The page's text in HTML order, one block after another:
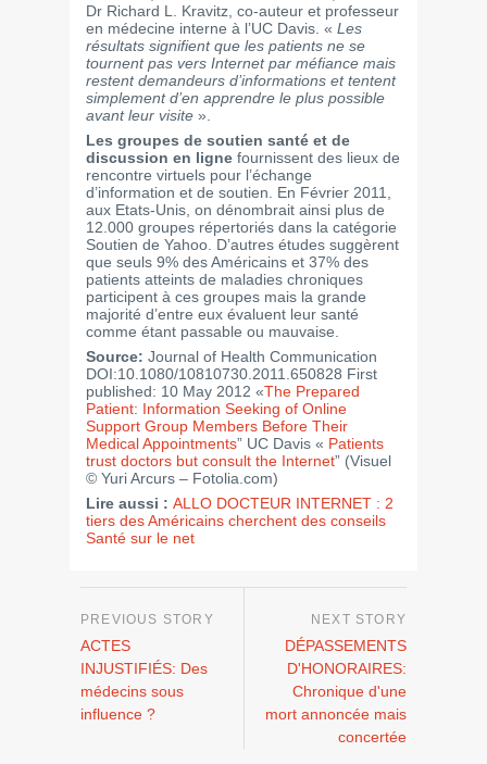
Dr Richard L. Kravitz, co-auteur et professeur
en médecine interne à l’UC Davis. « Les
résultats signifient que les patients ne se
tournent pas vers Internet par méfiance mais
restent demandeurs d’informations et tentent
simplement d’en apprendre le plus possible
avant leur visite ».
Les groupes de soutien santé et de
discussion en ligne fournissent des lieux de
rencontre virtuels pour l’échange
d’information et de soutien. En Février 2011,
aux Etats-Unis, on dénombrait ainsi plus de
12.000 groupes répertoriés dans la catégorie
Soutien de Yahoo. D’autres études suggèrent
que seuls 9% des Américains et 37% des
patients atteints de maladies chroniques
participent à ces groupes mais la grande
majorité d’entre eux évaluent leur santé
comme étant passable ou mauvaise.
Source: Journal of Health Communication
DOI:10.1080/10810730.2011.650828 First
published: 10 May 2012 «The Prepared
Patient: Information Seeking of Online
Support Group Members Before Their
Medical Appointments” UC Davis « Patients
trust doctors but consult the Internet” (Visuel
© Yuri Arcurs – Fotolia.com)
Lire aussi : ALLO DOCTEUR INTERNET : 2
tiers des Américains cherchent des conseils
Santé sur le net
ACTES
INJUSTIFIÉS: Des
médecins sous
influence ?
DÉPASSEMENTS
D'HONORAIRES:
Chronique d'une
mort annoncée mais
concertée